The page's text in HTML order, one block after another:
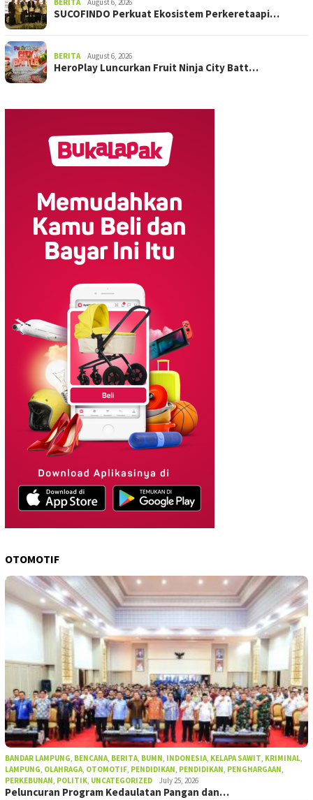
BERITA August 6, 2026
SUCOFINDO Perkuat Ekosistem Perkeretaapi…
BERITA August 6, 2026
HeroPlay Luncurkan Fruit Ninja City Batt…
OTOMOTIF
BANDAR LAMPUNG, BENCANA, BERITA, BUMN, INDONESIA, KELAPA SAWIT, KRIMINAL,
LAMPUNG, OLAHRAGA, OTOMOTIF, PENDIDIKAN, PENDIDIKAN, PENGHARGAAN,
PERKEBUNAN, POLITIK, UNCATEGORIZED July 25, 2026
Peluncuran Program Kedaulatan Pangan dan…